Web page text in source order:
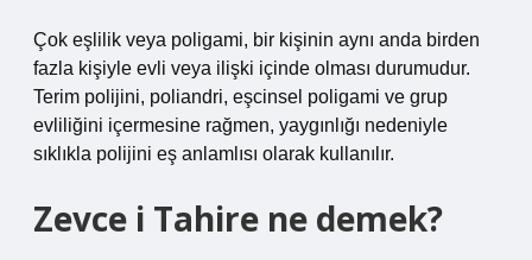
Çok eşlilik veya poligami, bir kişinin aynı anda birden
fazla kişiyle evli veya ilişki içinde olması durumudur.
Terim polijini, poliandri, eşcinsel poligami ve grup
evliliğini içermesine rağmen, yaygınlığı nedeniyle
sıklıkla polijini eş anlamlısı olarak kullanılır.
Zevce i Tahire ne demek?